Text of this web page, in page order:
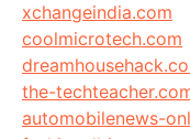
xchangeindia.com
coolmicrotech.com
the-
automobilenews-